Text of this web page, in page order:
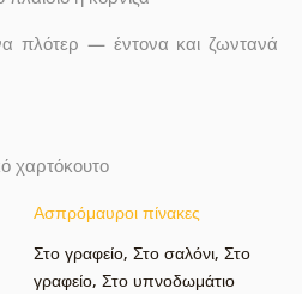
πλότερ — έντονα και ζωντανά
χαρτόκουτο
Ασπρόμαυροι πίνακες
Στο γραφείο, Στο σαλόνι, Στο
γραφείο, Στο υπνοδωμάτιο